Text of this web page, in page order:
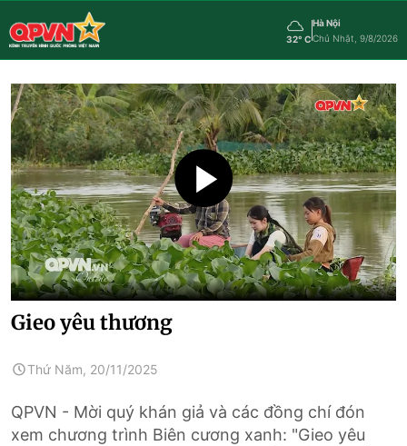
32° C
Hà Nội
Chủ Nhật, 9/8/2026
Gieo yêu thương
Thứ Năm, 20/11/2025
QPVN - Mời quý khán giả và các đồng chí đón
xem chương trình Biên cương xanh: "Gieo yêu